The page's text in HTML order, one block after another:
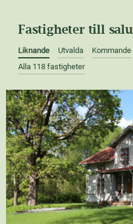
Fastigheter till salu
Liknande Utvalda Kommande
Alla 118 fastigheter